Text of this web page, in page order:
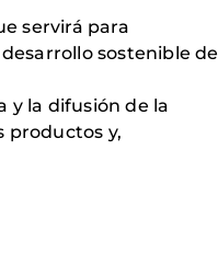
servirá para
sostenible de
y la difusión de la
productos y,